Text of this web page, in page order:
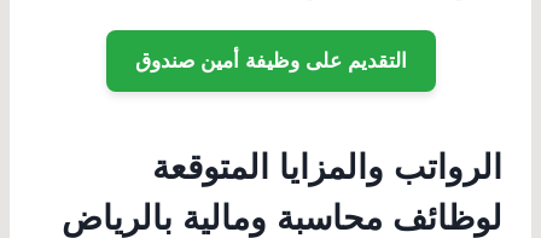
التقديم على وظيفة أمين صندوق
الرواتب والمزايا المتوقعة
لوظائف محاسبة ومالية بالرياض